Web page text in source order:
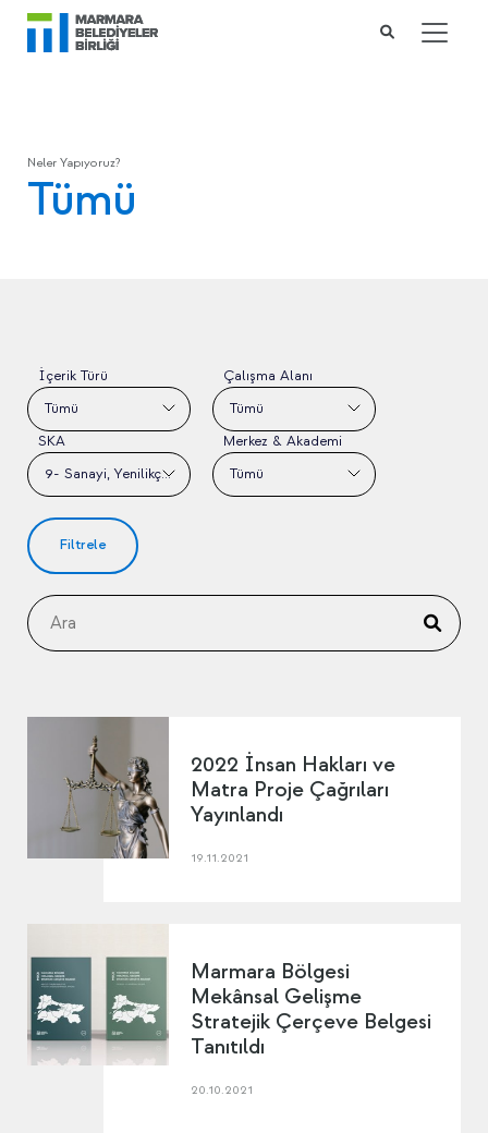
Neler Yapıyoruz?
Tümü
İçerik Türü
Tümü
Çalışma Alanı
Tümü
SKA
9- Sanayi, Yenilikçilik ve Altyapı
Merkez & Akademi
Tümü
Filtrele
2022 İnsan Hakları ve
Matra Proje Çağrıları
Yayınlandı
19.11.2021
Marmara Bölgesi
Mekânsal Gelişme
Stratejik Çerçeve Belgesi
Tanıtıldı
20.10.2021